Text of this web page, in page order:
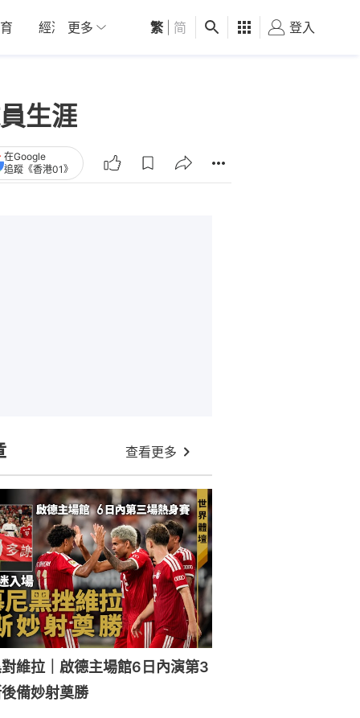
經濟 01深圳 觀點 健康 好食玩飛
更多 繁 简 登入
生涯
在Google
追蹤《香港01》
查看更多
維拉｜啟德主場館6日內演第3
備妙射奠勝